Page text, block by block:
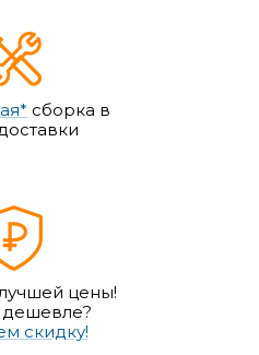
сборка в
цены!
скидку!